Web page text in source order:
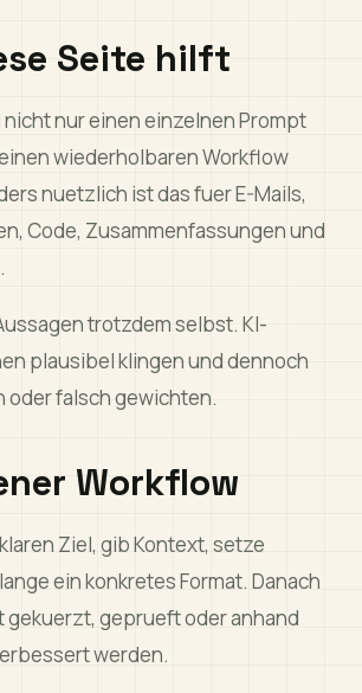
Seite hilft
nur einen einzelnen Prompt
wiederholbaren Workflow
nuetzlich ist das fuer E-Mails,
Code, Zusammenfassungen und
trotzdem selbst. KI-
plausibel klingen und dennoch
oder falsch gewichten.
Workflow
Ziel, gib Kontext, setze
ein konkretes Format. Danach
gekuerzt, geprueft oder anhand
werden.